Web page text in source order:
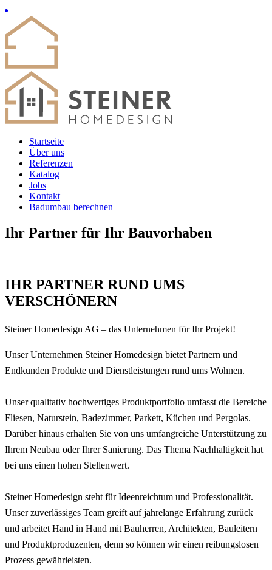
Startseite
Über uns
Referenzen
Katalog
Jobs
Kontakt
Badumbau berechnen
Ihr Partner für Ihr Bauvorhaben
IHR PARTNER RUND UMS
VERSCHÖNERN
Steiner Homedesign AG – das Unternehmen für Ihr Projekt!
UnserUnternehmen Steiner Homedesign bietet Partnern und
Endkunden Produkte und Dienstleistungen rund ums Wohnen.
Unser qualitativ hochwertiges Produktportfolio umfasst die Bereiche
Fliesen, Naturstein, Badezimmer, Parkett, Küchen und Pergolas.
Darüber hinaus erhalten Sie von uns umfangreiche Unterstützung zu
Ihrem Neubau oder Ihrer Sanierung. Das Thema Nachhaltigkeit hat
bei uns einen hohen Stellenwert.
Steiner Homedesign steht für Ideenreichtum und Professionalität.
Unserzuverlässiges Team greift auf jahrelange Erfahrung zurück
und arbeitet Hand in Hand mit Bauherren, Architekten, Bauleitern
und Produktproduzenten, denn so können wir einen reibungslosen
Prozess gewährleisten.